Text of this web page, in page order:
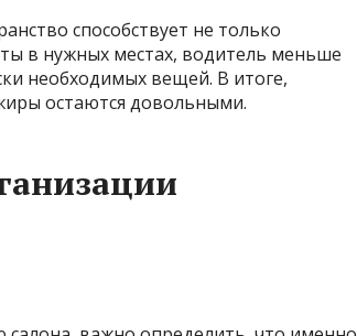
способствует не только
в нужных местах, водитель меньше
необходимых вещей. В итоге,
остаются довольными.